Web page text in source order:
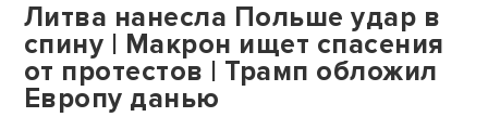
Литва нанесла Польше удар в
спину | Макрон ищет спасения
от протестов | Трамп обложил
Европу данью